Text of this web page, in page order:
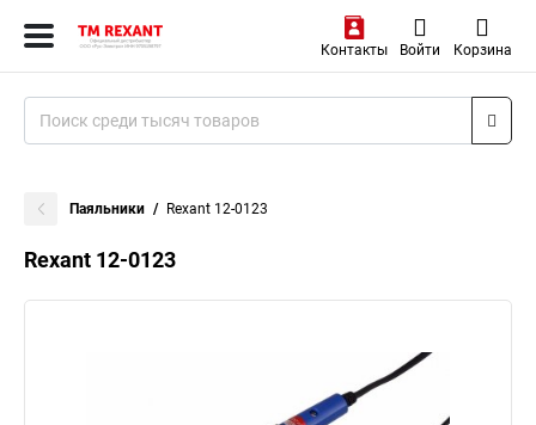
Контакты Войти Корзина
Паяльники Rexant 12-0123
Rexant 12-0123